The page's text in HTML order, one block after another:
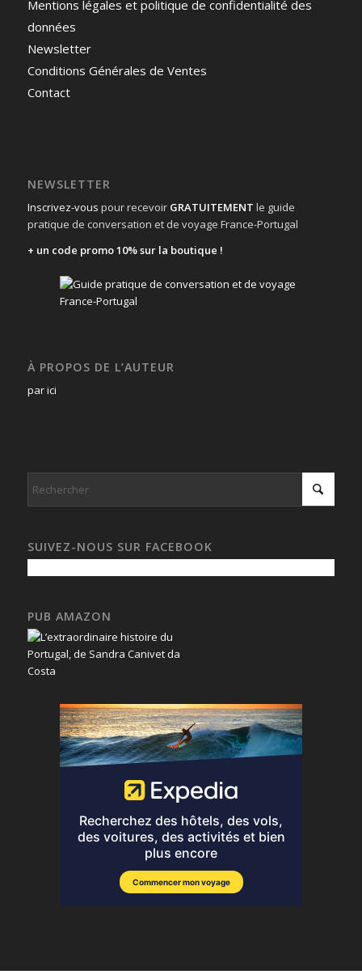
Mentions légales et politique de confidentialité des
données
Newsletter
Conditions Générales de Ventes
Contact
NEWSLETTER
Inscrivez-vous pour recevoir GRATUITEMENT le guide
pratique de conversation et de voyage France-Portugal
+ un code promo 10% sur la boutique !
À PROPOS DE L’AUTEUR
par ici
SUIVEZ-NOUS SUR FACEBOOK
PUB AMAZON